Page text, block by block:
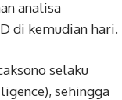
analisa
di kemudian hari.
selaku
sehingga